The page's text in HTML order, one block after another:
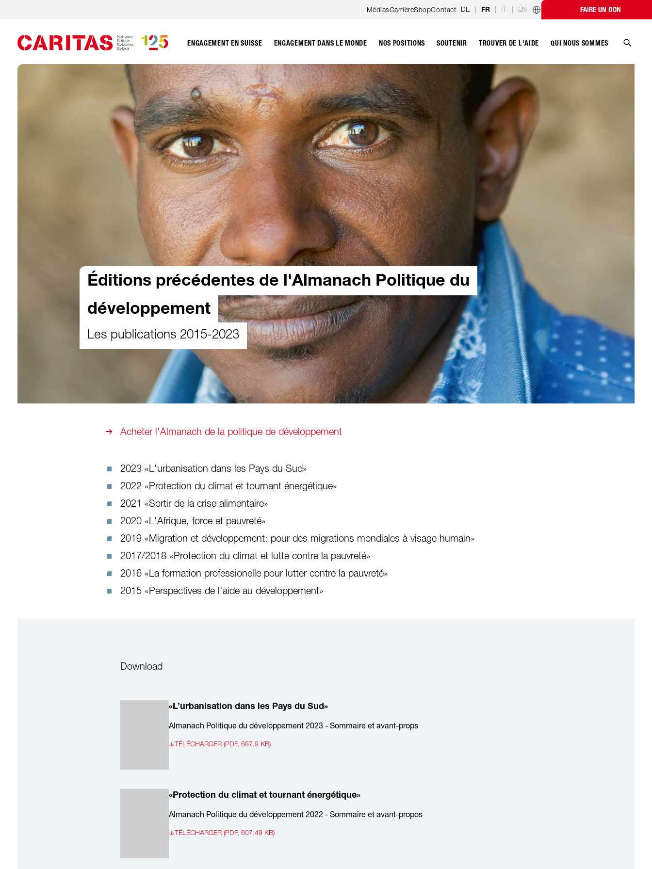
Aller au contenu
MédiasCarrièreShopContact DE | FR | IT | EN
Programmes par paysFAIRE UN DON
ENGAGEMENT EN SUISSE ENGAGEMENT DANS LE MONDE NOS POSITIONS SOUTENIR TROUVER DE L'AIDE QUI NOUS SOMMES
Éditions précédentes de l'Almanach Politique du
développement
Les publications 2015-2023
Acheter l'Almanach de la politique de développement
2023 «L'urbanisation dans les Pays du Sud»
2022 «Protection du climat et tournant énergétique»
2021 «Sortir de la crise alimentaire»
2020 «L'Afrique, force et pauvreté»
2019 «Migration et développement: pour des migrations mondiales à visage humain»
2017/2018 «Protection du climat et lutte contre la pauvreté»
2016 «La formation professionelle pour lutter contre la pauvreté»
2015 «Perspectives de l'aide au développement»
Download
«L’urbanisation dans les Pays du Sud»
Almanach Politique du développement 2023 - Sommaire et avant-props
TÉLÉCHARGER (PDF, 687.9 KB)
«Protection du climat et tournant énergétique»
Almanach Politique du développement 2022 - Sommaire et avant-propos
TÉLÉCHARGER (PDF, 607.49 KB)